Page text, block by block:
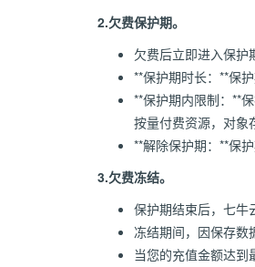
2.欠费保护期。
欠费后立即进入保护
**保护期时长：**保
**保护期内限制：**
按量付费资源，对象
**解除保护期：**保
3.欠费冻结。
保护期结束后，七牛
冻结期间，因保存数
当您的充值金额达到